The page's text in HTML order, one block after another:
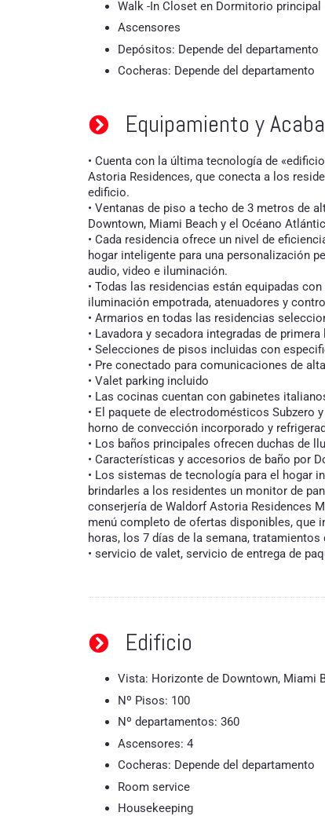
Walk -In Closet en Dormitorio principal
Ascensores
Depósitos: Depende del departamento
Cocheras: Depende del departamento
Equipamiento y
• Cuenta con la última tecnología de
Astoria Residences, que conecta a los
edificio.
• Ventanas de piso a techo de 3 metros de
Downtown, Miami Beach y el Océano
• Cada residencia ofrece un nivel de
hogar inteligente para una personalización
audio, video e iluminación.
• Todas las residencias están equipadas
iluminación empotrada, atenuadores y
• Armarios en todas las residencias
• Lavadora y secadora integradas de
• Selecciones de pisos incluidas con
• Pre conectado para comunicaciones de
• Valet parking incluido
• Las cocinas cuentan con gabinetes
• El paquete de electrodomésticos Subzero
horno de convección incorporado y
• Los baños principales ofrecen duchas de
• Características y accesorios de baño por
• Los sistemas de tecnología para el hogar
brindarles a los residentes un monitor de
conserjería de Waldorf Astoria Residences
menú completo de ofertas disponibles, que
horas, los 7 días de la semana,
• servicio de valet, servicio de entrega de
Edificio
Vista: Horizonte de Downtown, Miami
Nº Pisos: 100
Nº departamentos: 360
Ascensores: 4
Cocheras: Depende del departamento
Room service
Housekeeping